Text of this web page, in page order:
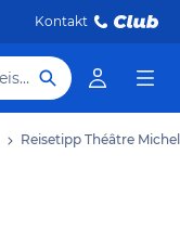
Kontakt
Hotel, Reiseziel
Reisetipp Théâtre Michel